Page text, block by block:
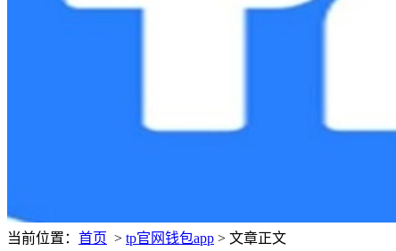
当前位置： 首页 > tp官网钱包app > 文章正文